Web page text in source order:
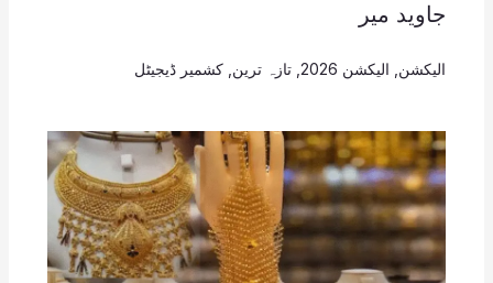
جاوید میر
الیکشن الیکشن 2026 , تازہ ترین کشمیر ڈیجیٹل